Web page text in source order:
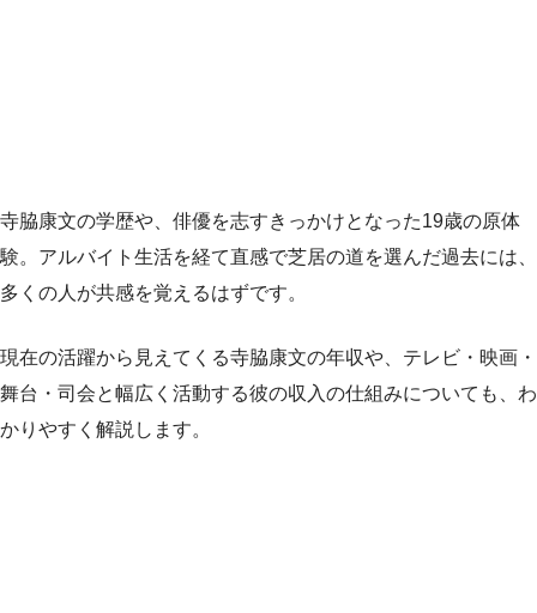
寺脇康文の学歴や、俳優を志すきっかけとなった19歳の原体
験。アルバイト生活を経て直感で芝居の道を選んだ過去には、
多くの人が共感を覚えるはずです。
現在の活躍から見えてくる寺脇康文の年収や、テレビ・映画・
舞台・司会と幅広く活動する彼の収入の仕組みについても、わ
かりやすく解説します。